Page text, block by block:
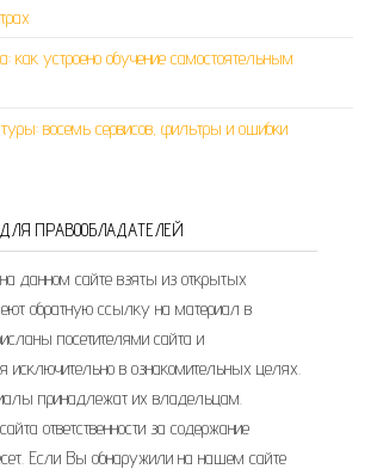
как устроено обучение самостоятельным
восемь сервисов, фильтры и ошибки
ПРАВООБЛАДАТЕЛЕЙ
данном сайте взяты из открытых
обратную ссылку на материал в
посетителями сайта и
исключительно в ознакомительных целях.
принадлежат их владельцам.
ответственности за содержание
Если Вы обнаружили на нашем сайте